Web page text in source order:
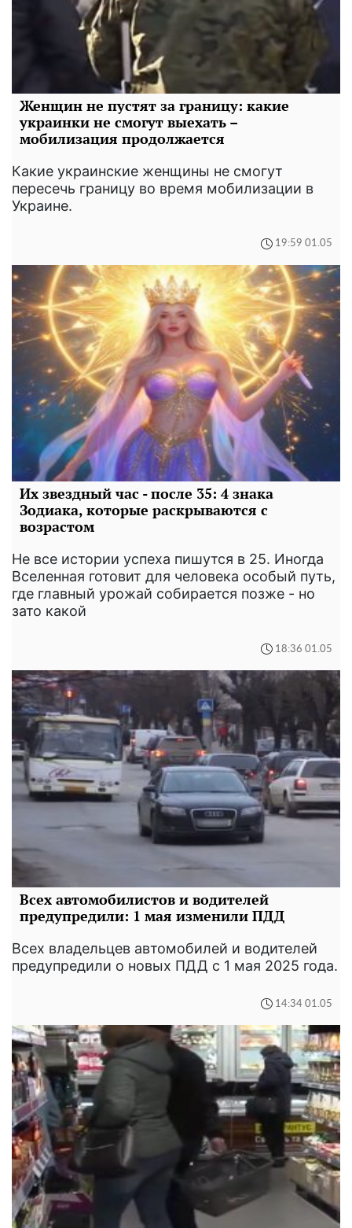
Женщин не пустят за границу: какие
украинки не смогут выехать –
мобилизация продолжается
Какие украинские женщины не смогут
пересечь границу во время мобилизации в
Украине.
19:59 01.05
Их звездный час - после 35: 4 знака
Зодиака, которые раскрываются с
возрастом
Не все истории успеха пишутся в 25. Иногда
Вселенная готовит для человека особый путь,
где главный урожай собирается позже - но
зато какой
18:36 01.05
Всех автомобилистов и водителей
предупредили: 1 мая изменили ПДД
Всех владельцев автомобилей и водителей
предупредили о новых ПДД с 1 мая 2025 года.
14:34 01.05